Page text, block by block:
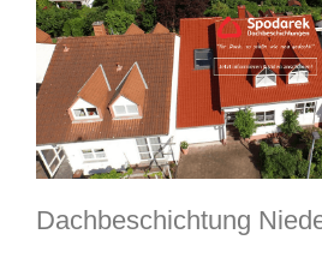
Dachbeschichtung